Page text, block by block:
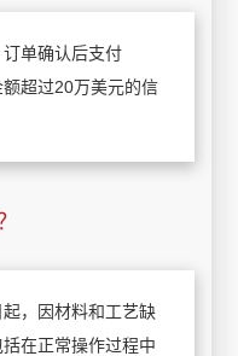
单确认后支付
超过20万美元的信
，因材料和工艺缺
在正常操作过程中